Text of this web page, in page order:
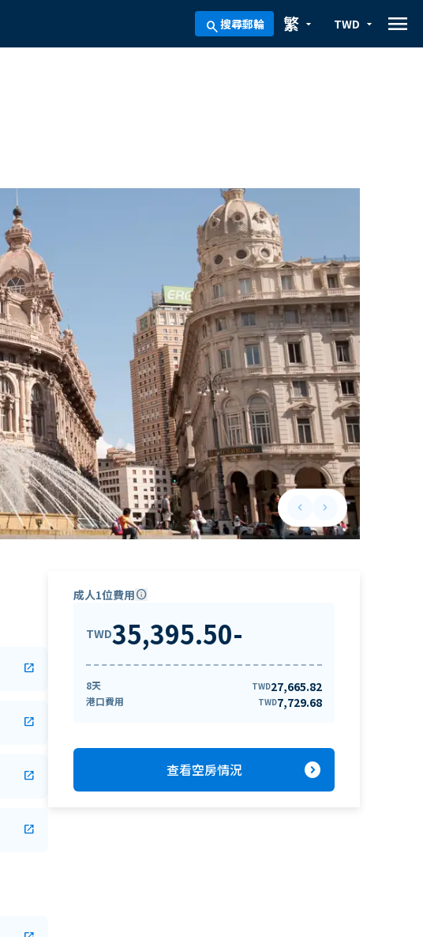
search搜尋郵輪 arrow_drop_down
繁 arrow_drop_down
TWD menu
keyboard_arrow_leftPrevious slide
keyboard_arrow_rightNext slide
open_in_new
open_in_new
open_in_new
open_in_new
成人1位費用info
TWD35,395.50-
8天 TWD27,665.82
港口費用 TWD7,729.68
查看空房情況 expand_circle_right